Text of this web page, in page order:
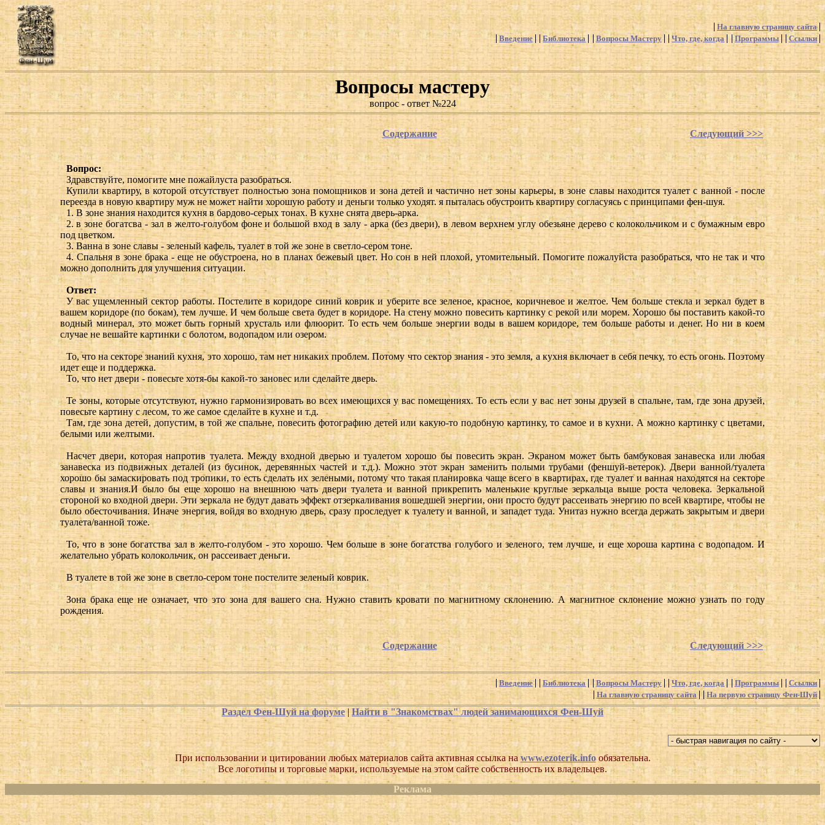
На главную страницу сайта
Введение
Библиотека Вопросы Мастеру Что, где, когда Программы Ссылки
Вопросы мастеру
вопрос - ответ №224
Содержание Следующий >>>
Вопрос:
Здравствуйте, помогите мне пожайлуста разобраться.
Купили квартиру, в которой отсутствует полностью зона помощников и зона детей и частично нет зоны карьеры, в зоне славы находится туалет с ванной - после
переезда в новую квартиру муж не может найти хорошую работу и деньги только уходят. я пыталась обустроить квартиру согласуясь с принципами фен-шуя.
1. В зоне знания находится кухня в бардово-серых тонах. В кухне снята дверь-арка.
2. в зоне богатсва - зал в желто-голубом фоне и большой вход в залу - арка (без двери), в левом верхнем углу обезьяне дерево с колокольчиком и с бумажным евро
под цветком.
3. Ванна в зоне славы - зеленый кафель, туалет в той же зоне в светло-сером тоне.
4. Спальня в зоне брака - еще не обустроена, но в планах бежевый цвет. Но сон в ней плохой, утомительный. Помогите пожалуйста разобраться, что не так и что
можно дополнить для улучшения ситуации.
Ответ:
У вас ущемленный сектор работы. Постелите в коридоре синий коврик и уберите все зеленое, красное, коричневое и желтое. Чем больше стекла и зеркал будет в
вашем коридоре (по бокам), тем лучше. И чем больше света будет в коридоре. На стену можно повесить картинку с рекой или морем. Хорошо бы поставить какой-то
водный минерал, это может быть горный хрусталь или флюорит. То есть чем больше энергии воды в вашем коридоре, тем больше работы и денег. Но ни в коем
случае не вешайте картинки с болотом, водопадом или озером.
То, что на секторе знаний кухня, это хорошо, там нет никаких проблем. Потому что сектор знания - это земля, а кухня включает в себя печку, то есть огонь. Поэтому
идет еще и поддержка.
То, что нет двери - повесьте хотя-бы какой-то зановес или сделайте дверь.
Те зоны, которые отсутствуют, нужно гармонизировать во всех имеющихся у вас помещениях. То есть если у вас нет зоны друзей в спальне, там, где зона друзей,
повесьте картину с лесом, то же самое сделайте в кухне и т.д.
Там, где зона детей, допустим, в той же спальне, повесить фотографию детей или какую-то подобную картинку, то самое и в кухни. А можно картинку с цветами,
белыми или желтыми.
Насчет двери, которая напротив туалета. Между входной дверью и туалетом хорошо бы повесить экран. Экраном может быть бамбуковая занавеска или любая
занавеска из подвижных деталей (из бусинок, деревянных частей и т.д.). Можно этот экран заменить полыми трубами (феншуй-ветерок). Двери ванной/туалета
хорошо бы замаскировать под тропики, то есть сделать их зелеными, потому что такая планировка чаще всего в квартирах, где туалет и ванная находятся на секторе
славы и знания.И было бы еще хорошо на внешнюю чать двери туалета и ванной прикрепить маленькие круглые зеркальца выше роста человека. Зеркальной
стороной ко входной двери. Эти зеркала не будут давать эффект отзеркаливания вошедшей энергии, они просто будут рассеивать энергию по всей квартире, чтобы не
было обесточивания. Иначе энергия, войдя во входную дверь, сразу проследует к туалету и ванной, и западет туда. Унитаз нужно всегда держать закрытым и двери
туалета/ванной тоже.
То, что в зоне богатства зал в желто-голубом - это хорошо. Чем больше в зоне богатства голубого и зеленого, тем лучше, и еще хороша картина с водопадом. И
желательно убрать колокольчик, он рассеивает деньги.
В туалете в той же зоне в светло-сером тоне постелите зеленый коврик.
Зона брака еще не означает, что это зона для вашего сна. Нужно ставить кровати по магнитному склонению. А магнитное склонение можно узнать по году
рождения.
Содержание Следующий >>>
Введение Библиотека Вопросы Мастеру Что, где, когда Программы
Ссылки
На главную страницу сайта
На первую страницу Фен-Шуй
Раздел Фен-Шуй на форуме Найти в "Знакомствах" людей занимающихся Фен-Шуй
При использовании и цитировании любых материалов сайта активная ссылка наwww.ezoterik.infoобязательна.
Все логотипы и торговые марки, используемые на этом сайте собственность их владельцев.
Реклама